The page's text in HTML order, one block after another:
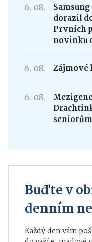
6. 08.
dorazil
Prvních
novinku
6. 08. Zájmové
6. 08.
seniorům
Buďte v
denním
Každý den vám